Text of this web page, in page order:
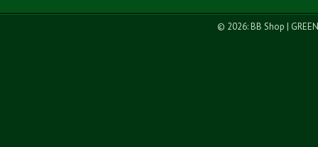
© 2026: BB Shop |